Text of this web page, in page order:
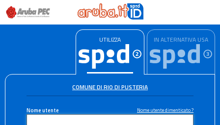
UTILIZZA IN ALTERNATIVA USA
COMUNE DI RIO DI PUSTERIA
Nome utente Nome utente dimenticato ?